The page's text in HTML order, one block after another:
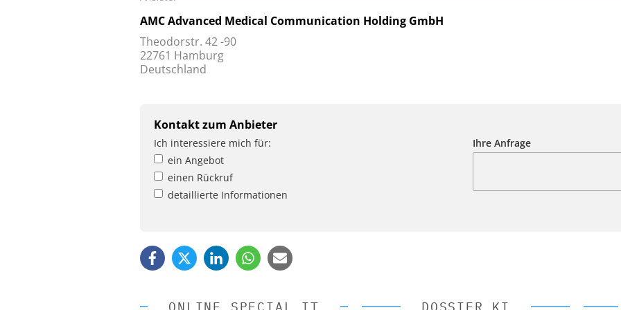
AMC Advanced Medical Communication Holding GmbH
Theodorstr. 42 -90
22761 Hamburg
Deutschland
Kontakt zum Anbieter
Ich interessiere mich für:
ein Angebot
einen Rückruf
detaillierte Informationen
Ihre Anfrage